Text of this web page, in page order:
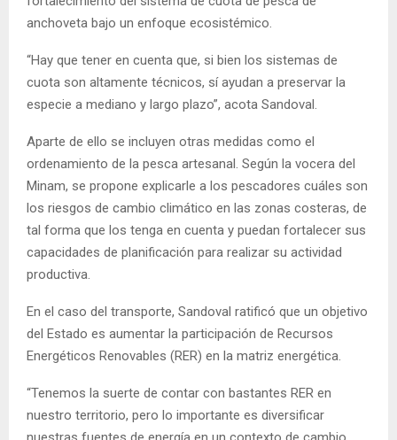
anchoveta bajo un enfoque ecosistémico.
“Hay que tener en cuenta que, si bien los sistemas de
cuota son altamente técnicos, sí ayudan a preservar la
especie a mediano y largo plazo”, acota Sandoval.
Aparte de ello se incluyen otras medidas como el
ordenamiento de la pesca artesanal. Según la vocera del
Minam, se propone explicarle a los pescadores cuáles son
los riesgos de cambio climático en las zonas costeras, de
tal forma que los tenga en cuenta y puedan fortalecer sus
capacidades de planificación para realizar su actividad
productiva.
En el caso del transporte, Sandoval ratificó que un objetivo
del Estado es aumentar la participación de Recursos
Energéticos Renovables (RER) en la matriz energética.
“Tenemos la suerte de contar con bastantes RER en
nuestro territorio, pero lo importante es diversificar